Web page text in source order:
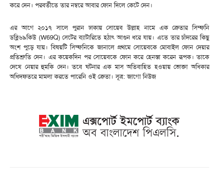
করে দেন। পরবর্তীতে তার নম্বরে আবার ফোন দিলে কেটে দেন।
এর আগে ২০১৭ সালে পুরান ঢাকায় সোয়েব উল্লাহ নামে এক ক্রেতার সিম্ফনি
ডব্লি৬৯কিউ (W69Q) সেটের ব্যাটারিতে হঠাৎ আগুন ধরে যায়। এতে তার চাঁদরের কিছু
অংশ পুড়ে যায়। বিষয়টি সিম্ফনিকে জানালে প্রথমে সোয়েবকে মোবাইল ফোন দেয়ার
প্রতিশ্রুতি দেন। এর কয়েকদিন পর সোয়েবকে ফোন করে হেনস্তা করেন রূপক। তাকে
দেখে নেয়ার হুমকি দেন। তবে ঘটনার এক মাস অতিবাহিত হওয়ায় ভোক্তা অধিকার
অধিদফতরে মামলা করতে পারেনি ওই ক্রেতা। সূত্র: জাগো নিউজ